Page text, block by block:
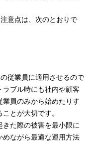
意点は、次のとおりで
従業員に適用させるので
ブル時にも社内や顧客
員のみから始めたりす
とが大切です。
た際の被害を最小限に
めながら最適な運用方法